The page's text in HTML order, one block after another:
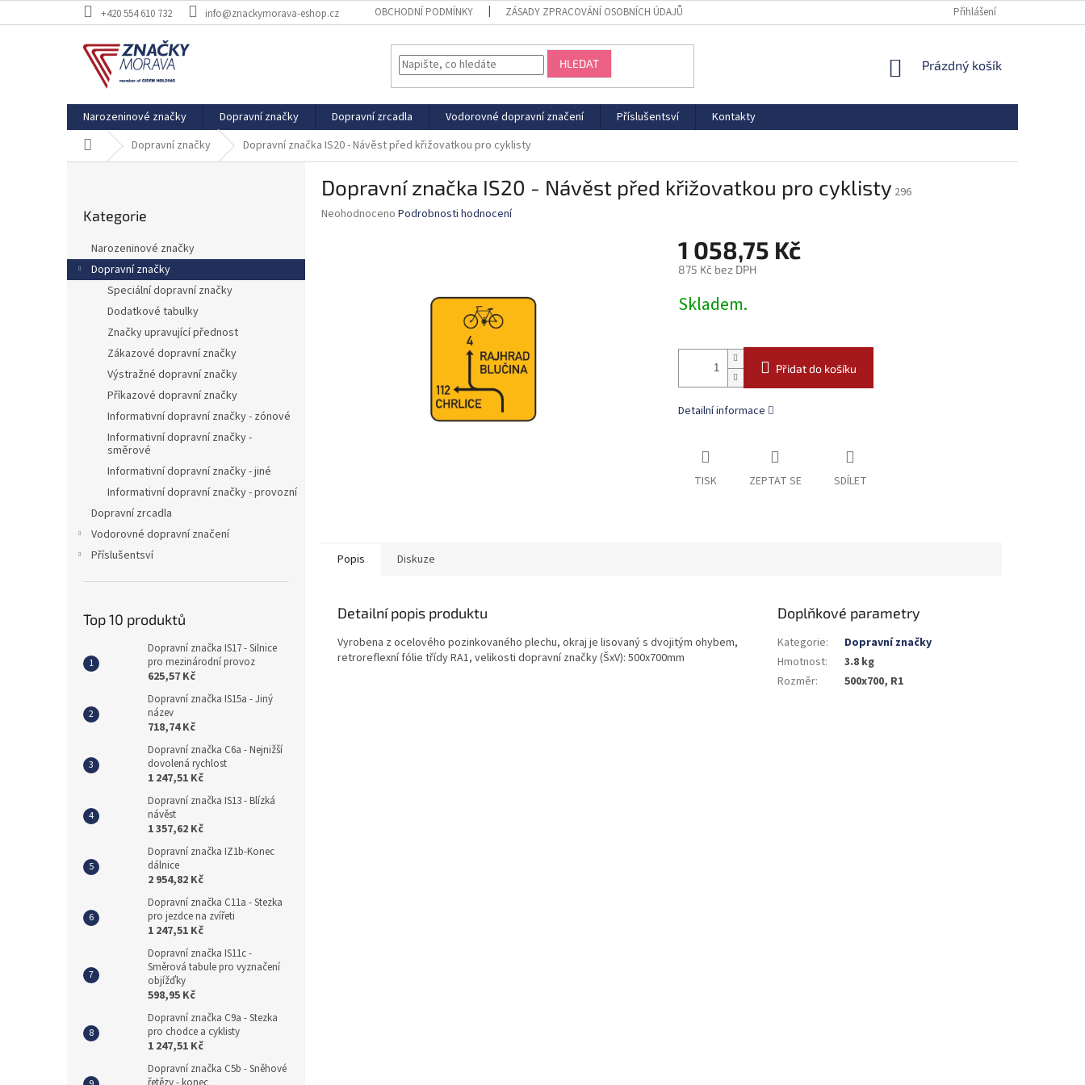
na
+420 554 610 732 info@znackymorava-eshop.cz OBCHODNÍ PODMÍNKY ZÁSADY ZPRACOVÁNÍ OSOBNÍCH ÚDAJŮ Přihlášení
HLEDAT
NÁKUPNÍ
Prázdný košík
Narozeninové značky Dopravní značky Dopravní zrcadla Vodorovné dopravní značení Příslušentsví
Kontakty
Domů Dopravní značky Dopravní značka IS20 - Návěst před křižovatkou pro cyklisty
a
n
kategorie
Kategorie
Narozeninové značky
Dopravní značky
Speciální dopravní značky
Dodatkové tabulky
Značky upravující přednost
Zákazové dopravní značky
Výstražné dopravní značky
Příkazové dopravní značky
Informativní dopravní značky - zónové
Informativní dopravní značky -
směrové
Informativní dopravní značky - jiné
Informativní dopravní značky - provozní
Dopravní zrcadla
Vodorovné dopravní značení
Příslušentsví
Top 10 produktů
Dopravní značka IS17 - Silnice
pro mezinárodní provoz
625,57 Kč
Dopravní značka IS15a - Jiný
název
718,74 Kč
Dopravní značka C6a - Nejnižší
dovolená rychlost
1 247,51 Kč
Dopravní značka IS13 - Blízká
návěst
1 357,62 Kč
Dopravní značka IZ1b-Konec
dálnice
2 954,82 Kč
Dopravní značka C11a - Stezka
pro jezdce na zvířeti
1 247,51 Kč
Dopravní značka IS11c -
Směrová tabule pro vyznačení
objížďky
598,95 Kč
Dopravní značka C9a - Stezka
pro chodce a cyklisty
1 247,51 Kč
Dopravní značka C5b - Sněhové
Dopravní značka IS20 - Návěst před křižovatkou pro cyklisty 296
Průměrné
Neohodnoceno Podrobnosti hodnocení
1 058,75 Kč
875 Kč bez DPH
cena:
Skladem.
Přidat do košíku
Detailní informace
TISK ZEPTAT SE SDÍLET
Popis Diskuze
Detailní popis produktu
Vyrobena z ocelového pozinkovaného plechu, okraj je lisovaný s dvojitým ohybem,
retroreflexní fólie třídy RA1, velikosti dopravní značky (ŠxV): 500x700mm
Doplňkové parametry
Kategorie:
Dopravní značky
Hmotnost:
3.8 kg
Rozměr: 500x700, R1